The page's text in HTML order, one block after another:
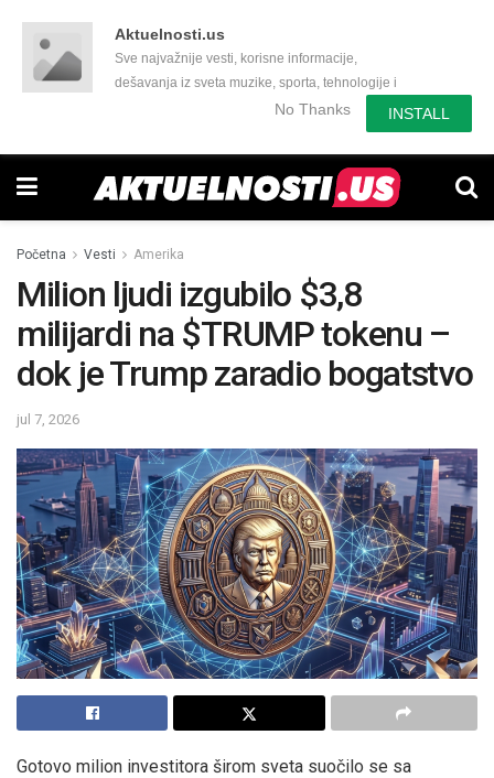
Aktuelnosti.us
Sve najvažnije vesti, korisne informacije,
dešavanja iz sveta muzike, sporta, tehnologije i
još mnogo toga zanimljivog.No Thanks INSTALL
Početna Vesti Amerika
Milion ljudi izgubilo $3,8
milijardi na $TRUMP tokenu –
dok je Trump zaradio bogatstvo
jul 7, 2026
Gotovo milion investitora širom sveta suočilo se sa